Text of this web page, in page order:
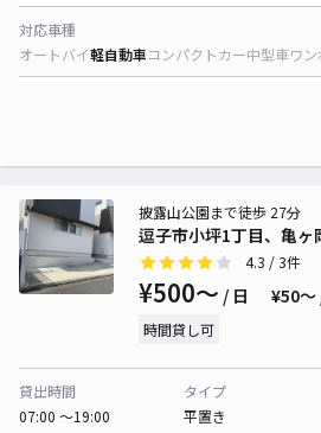
対応車種
オートバイ軽自動車コンパクトカー中型車ワ
逗子市小坪1丁目、亀ヶ
披露山公園まで徒歩 27分
4.3 / 3件
¥500〜 / 日 ¥50〜
時間貸し可
貸出時間
07:00 〜19:00
タイプ
平置き